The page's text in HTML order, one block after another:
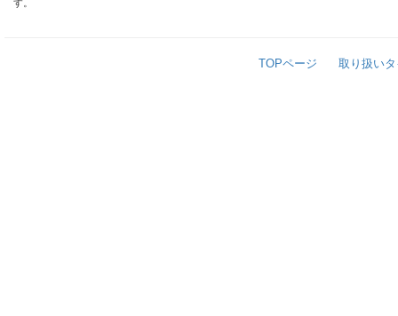
す。
TOPページ 取り扱い